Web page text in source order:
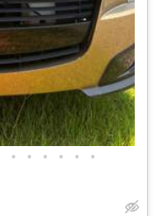
• • • • • •